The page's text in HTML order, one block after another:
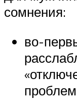
сомнения:
во-